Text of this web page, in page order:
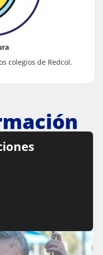
colegios de Redcol.